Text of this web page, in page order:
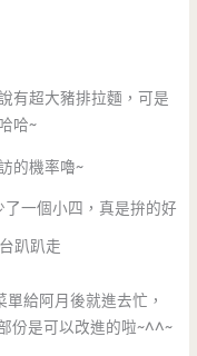
有超大豬排拉麵，可是
哈~
的機率嚕~
一個小四，真是拚的好
給阿月後就進去忙，
份是可以改進的啦~^^~